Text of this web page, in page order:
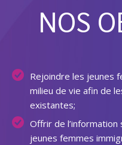
NOS
Rejoindre les jeunes
milieu de vie afin de
existantes;
Offrir de l’information
jeunes femmes